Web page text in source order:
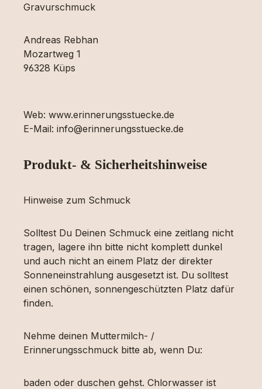
Gravurschmuck
Andreas Rebhan
Mozartweg 1
96328 Küps
Web: www.erinnerungsstuecke.de
E-Mail: info@erinnerungsstuecke.de
Produkt- & Sicherheitshinweise
Hinweise zum Schmuck
Solltest Du Deinen Schmuck eine zeitlang nicht
tragen, lagere ihn bitte nicht komplett dunkel
und auch nicht an einem Platz der direkter
Sonneneinstrahlung ausgesetzt ist. Du solltest
einen schönen, sonnengeschützten Platz dafür
finden.
Nehme deinen Muttermilch- /
Erinnerungsschmuck bitte ab, wenn Du:
baden oder duschen gehst. Chlorwasser ist